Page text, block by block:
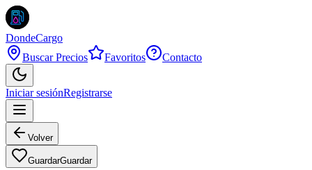
DondeCargo
Buscar Precios
Favoritos Contacto
Iniciar sesiónRegistrarse
Volver
GuardarGuardar